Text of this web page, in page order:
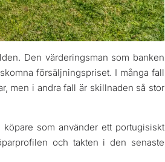
Den värderingsman som banken
försäljningspriset. I många fall
men i andra fall är skillnaden så stor
som använder ett portugisiskt
och takten i den senaste